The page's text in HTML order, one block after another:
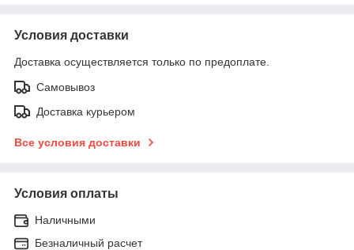
Условия доставки
Доставка осуществляется только по предоплате.
Самовывоз
Доставка курьером
Все условия доставки
Условия оплаты
Наличными
Безналичный расчет